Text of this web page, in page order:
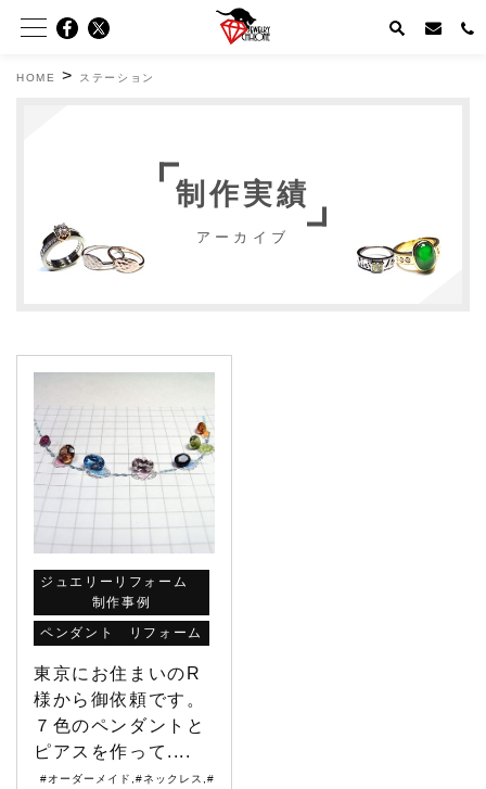
HOME > ステーション
制作実績
アーカイブ
ジュエリーリフォーム
制作事例
ペンダント リフォーム
東京にお住まいのR
様から御依頼です。
７色のペンダントと
ピアスを作って....
#オーダーメイド #ネックレス
#